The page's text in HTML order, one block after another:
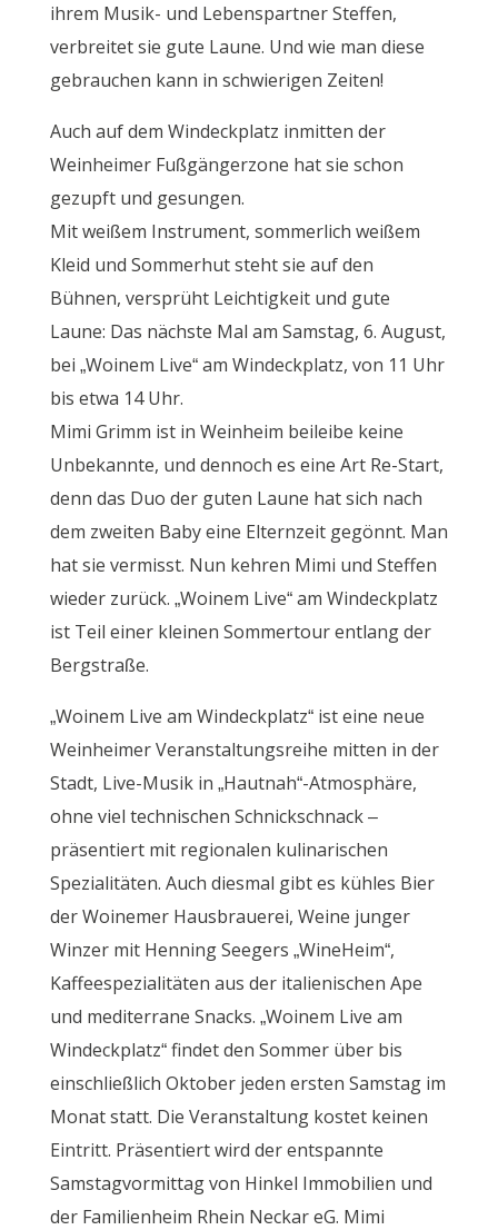
ihrem Musik- und Lebenspartner Steffen,
verbreitet sie gute Laune. Und wie man diese
gebrauchen kann in schwierigen Zeiten!
Auch auf dem Windeckplatz inmitten der
Weinheimer Fußgängerzone hat sie schon
gezupft und gesungen.
Mit weißem Instrument, sommerlich weißem
Kleid und Sommerhut steht sie auf den
Bühnen, versprüht Leichtigkeit und gute
Laune: Das nächste Mal am Samstag, 6. August,
bei „Woinem Live“ am Windeckplatz, von 11 Uhr
bis etwa 14 Uhr.
Mimi Grimm ist in Weinheim beileibe keine
Unbekannte, und dennoch es eine Art Re-Start,
denn das Duo der guten Laune hat sich nach
dem zweiten Baby eine Elternzeit gegönnt. Man
hat sie vermisst. Nun kehren Mimi und Steffen
wieder zurück. „Woinem Live“ am Windeckplatz
ist Teil einer kleinen Sommertour entlang der
Bergstraße.
„Woinem Live am Windeckplatz“ ist eine neue
Weinheimer Veranstaltungsreihe mitten in der
Stadt, Live-Musik in „Hautnah“-Atmosphäre,
ohne viel technischen Schnickschnack –
präsentiert mit regionalen kulinarischen
Spezialitäten. Auch diesmal gibt es kühles Bier
der Woinemer Hausbrauerei, Weine junger
Winzer mit Henning Seegers „WineHeim“,
Kaffeespezialitäten aus der italienischen Ape
und mediterrane Snacks. „Woinem Live am
Windeckplatz“ findet den Sommer über bis
einschließlich Oktober jeden ersten Samstag im
Monat statt. Die Veranstaltung kostet keinen
Eintritt. Präsentiert wird der entspannte
Samstagvormittag von Hinkel Immobilien und
der Familienheim Rhein Neckar eG. Mimi